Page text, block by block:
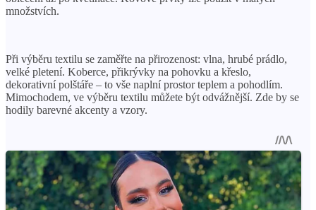
množstvích.
Při výběru textilu se zaměřte na přirozenost: vlna, hrubé prádlo,
velké pletení. Koberce, přikrývky na pohovku a křeslo,
dekorativní polštáře – to vše naplní prostor teplem a pohodlím.
Mimochodem, ve výběru textilu můžete být odvážnější. Zde by se
hodily barevné akcenty a vzory.